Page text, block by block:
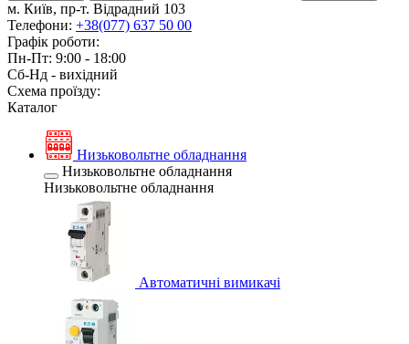
м. Київ, пр-т. Відрадний 103
Телефони: +38(077) 637 50 00
Графік роботи:
Пн-Пт: 9:00 - 18:00
Сб-Нд - вихідний
Схема проїзду:
Каталог
Низьковольтне обладнання
Низьковольтне обладнання
Низьковольтне обладнання
Автоматичні вимикачі